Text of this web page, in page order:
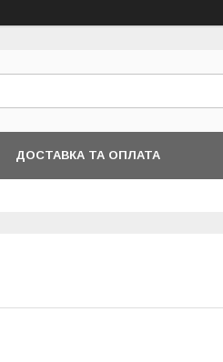
ДОСТАВКА ТА ОПЛАТА